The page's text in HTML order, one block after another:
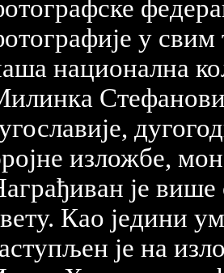
у свим
национална
изложбе,
је
Као једини
је на